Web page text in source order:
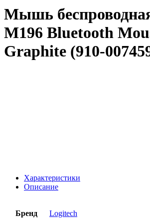
Мышь
M196 Bluetooth
Graphite (910-
Характеристики
Описание
Бренд Logitech